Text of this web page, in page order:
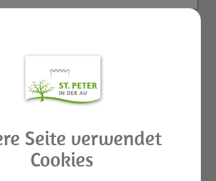
Seite verwendet
Cookies